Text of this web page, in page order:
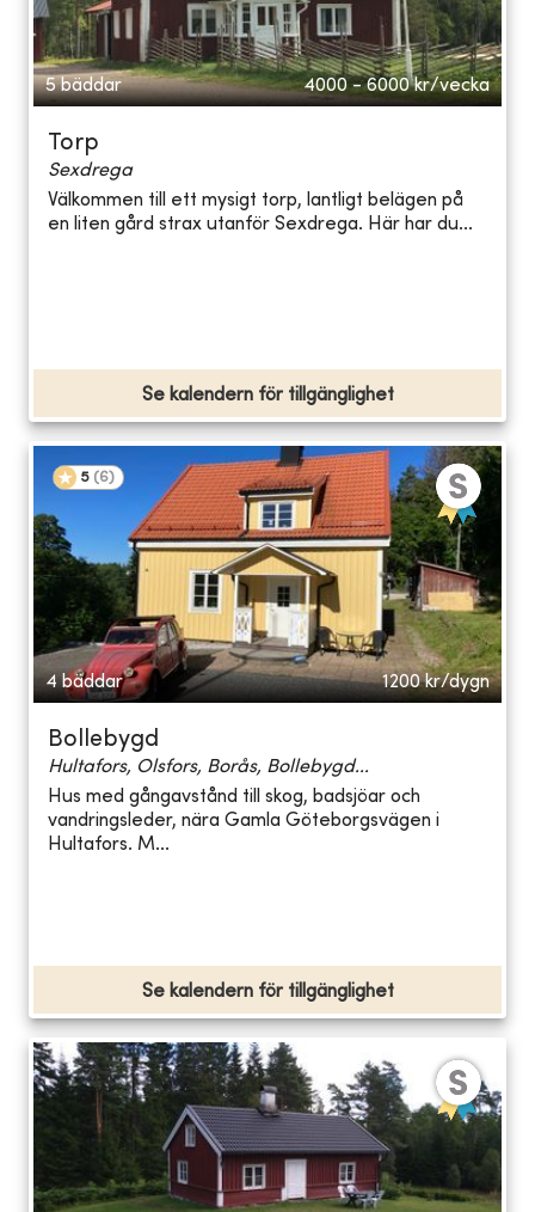
5 bäddar 4000 - 6000 kr/vecka
Torp
Sexdrega
Välkommen till ett mysigt torp, lantligt belägen på
en liten gård strax utanför Sexdrega. Här har du...
Se kalendern för tillgänglighet
5 (6)
4 bäddar 1200 kr/dygn
Bollebygd
Hultafors, Olsfors, Borås, Bollebygd...
Hus med gångavstånd till skog, badsjöar och
vandringsleder, nära Gamla Göteborgsvägen i
Hultafors. M...
Se kalendern för tillgänglighet